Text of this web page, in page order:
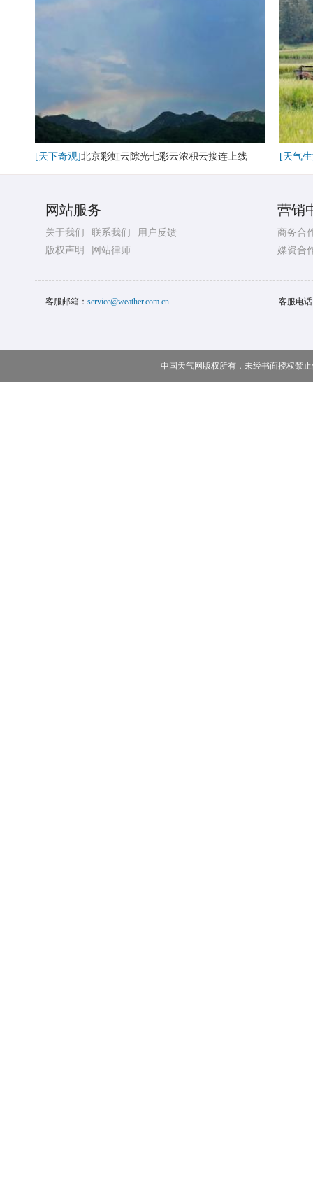
[天下奇观]北京彩虹云隙光七彩云浓积云接连上线 [天气
网站服务
关于我们 联系我们
用户反馈
版权声明
网站律师
营销
商务合
媒资合
客服邮箱： service@weather.com.cn 客服电
中国天气网版权所有，未经书面授权